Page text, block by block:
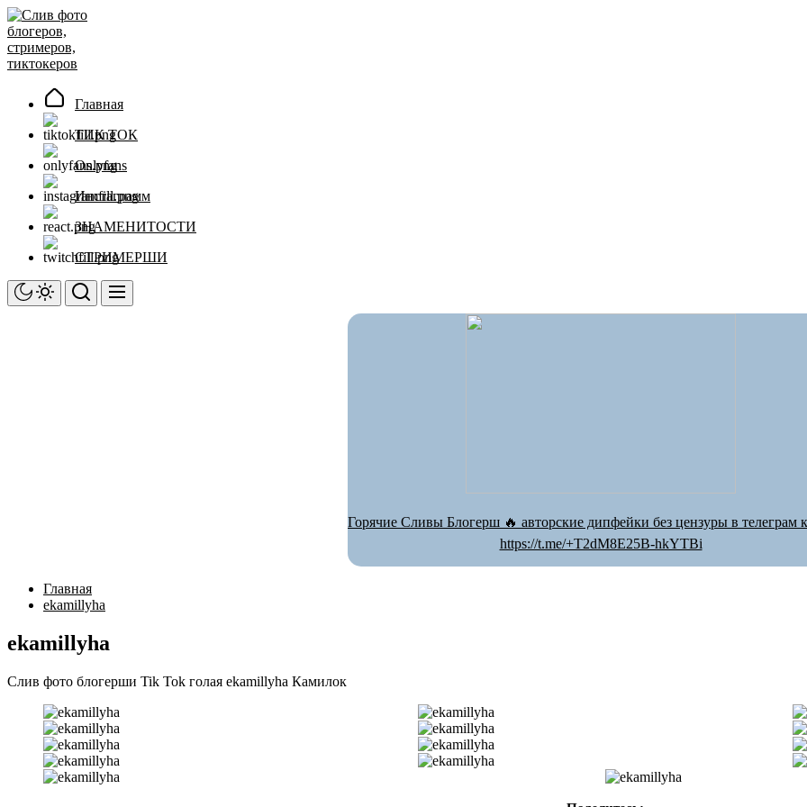
Перейти
к
содержимому
Главная
ТИК ТОК
Onlyfans
Инстаграмм
ЗНАМЕНИТОСТИ
СТРИМЕРШИ
Горячие Сливы Блогерш 🔥 авторские дипфейки без цензуры в телеграм
https://t.me/+T2dM8E25B-hkYTBi
Главная
ekamillyha
ekamillyha
Слив фото блогерши Tik Tok голая ekamillyha Камилок